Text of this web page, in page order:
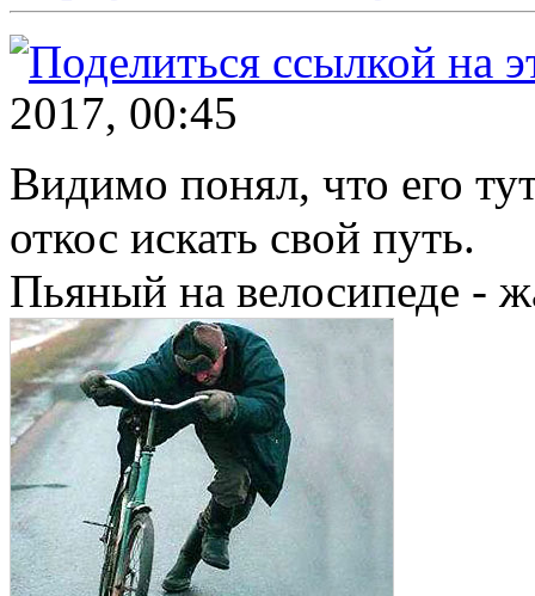
2017, 00:45
Видимо понял, что его
откос искать свой путь.
Пьяный на велосипеде -